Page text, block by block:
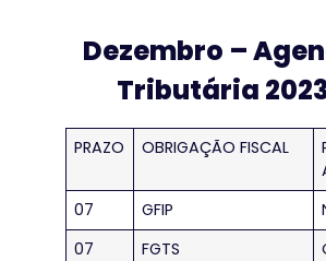
Dezembro –
Tributária
PRAZO OBRIGAÇÃO FISCAL
07
GFIP
07
FGTS